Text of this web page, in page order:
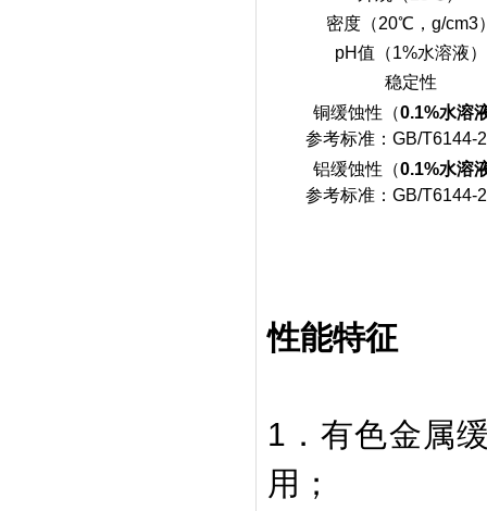
密度（20℃，g/cm3
pH值（1%水溶液）
稳定性
铜缓蚀性（0.1%水溶
参考标准：GB/T6144-
铝缓蚀性（0.1%水溶
参考标准：GB/T6144-
性能特征
1．有色金属
用；